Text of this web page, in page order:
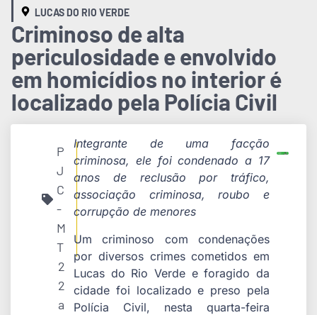
LUCAS DO RIO VERDE
Criminoso de alta
periculosidade e envolvido
em homicídios no interior é
localizado pela Polícia Civil
P
J
C
-
M
T
2
2
a
Integrante de uma facção
criminosa, ele foi condenado a 17
anos de reclusão por tráfico,
associação criminosa, roubo e
corrupção de menores
Um criminoso com condenações
por diversos crimes cometidos em
Lucas do Rio Verde e foragido da
cidade foi localizado e preso pela
Polícia Civil, nesta quarta-feira